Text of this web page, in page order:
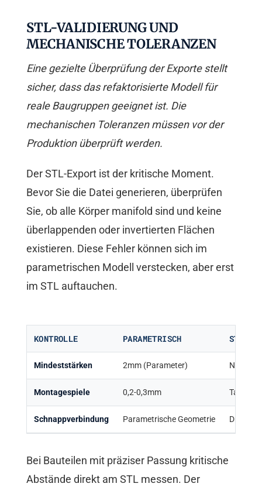
STL-VALIDIERUNG UND
MECHANISCHE TOLERANZEN
Eine gezielte Überprüfung der Exporte stellt
sicher, dass das refaktorisierte Modell für
reale Baugruppen geeignet ist. Die
mechanischen Toleranzen müssen vor der
Produktion überprüft werden.
Der STL-Export ist der kritische Moment.
Bevor Sie die Datei generieren, überprüfen
Sie, ob alle Körper manifold sind und keine
überlappenden oder invertierten Flächen
existieren. Diese Fehler können sich im
parametrischen Modell verstecken, aber erst
im STL auftauchen.
KONTROLLE PARAMETRISCH STL
Mindeststärken 2mm (Parameter)
Montagespiele 0,2-0,3mm
Schnappverbindung Parametrische Geometrie
Bei Bauteilen mit präziser Passung kritische
Abstände direkt am STL messen. Der